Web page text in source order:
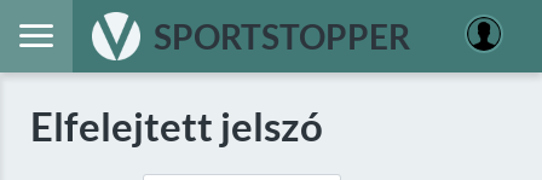
SPORTSTOPPER
Elfelejtett jelszó